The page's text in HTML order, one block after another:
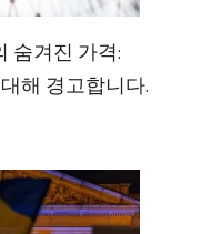
숨겨진 가격:
해 경고합니다.